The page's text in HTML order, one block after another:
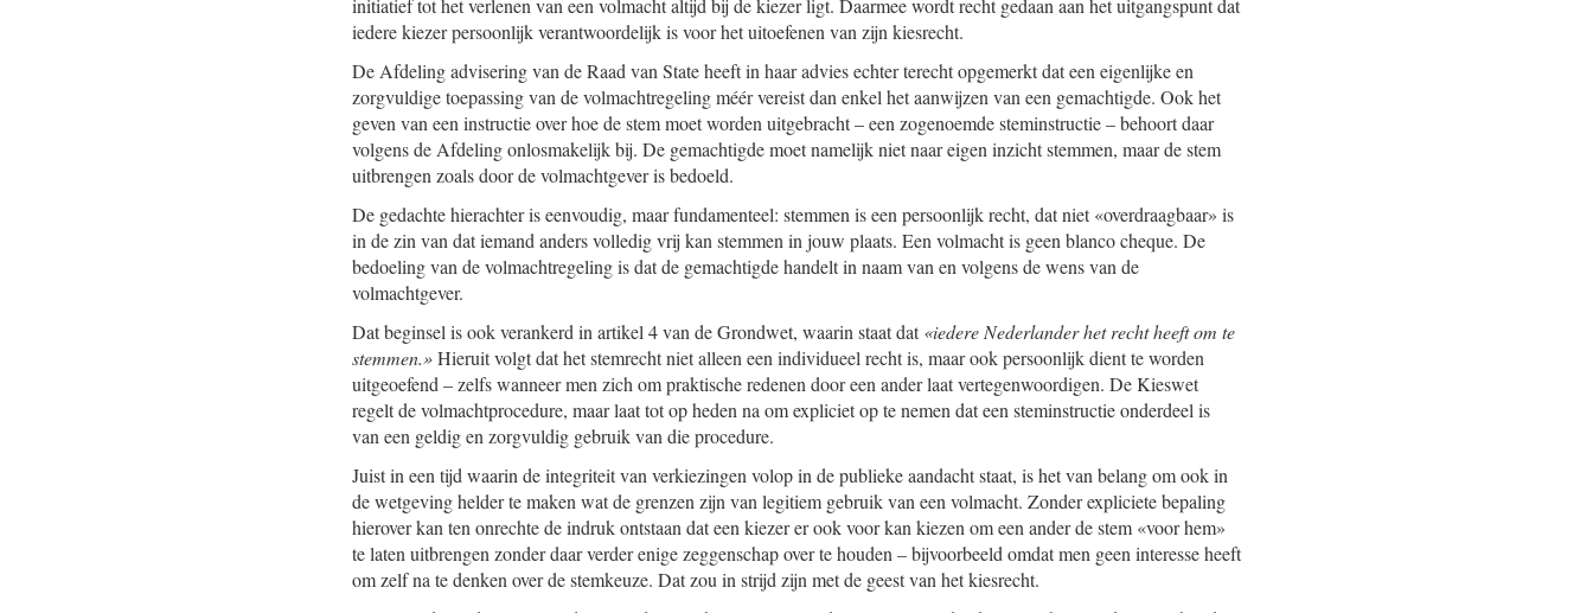
initiatief tot het verlenen van een volmacht altijd bij de kiezer ligt. Daarmee wordt recht gedaan aan het uitgangspunt dat
iedere kiezer persoonlijk verantwoordelijk is voor het uitoefenen van zijn kiesrecht.
De Afdeling advisering van de Raad van State heeft in haar advies echter terecht opgemerkt dat een eigenlijke en
zorgvuldige toepassing van de volmachtregeling méér vereist dan enkel het aanwijzen van een gemachtigde. Ook het
geven van een instructie over hoe de stem moet worden uitgebracht – een zogenoemde steminstructie – behoort daar
volgens de Afdeling onlosmakelijk bij. De gemachtigde moet namelijk niet naar eigen inzicht stemmen, maar de stem
uitbrengen zoals door de volmachtgever is bedoeld.
De gedachte hierachter is eenvoudig, maar fundamenteel: stemmen is een persoonlijk recht, dat niet «overdraagbaar» is
in de zin van dat iemand anders volledig vrij kan stemmen in jouw plaats. Een volmacht is geen blanco cheque. De
bedoeling van de volmachtregeling is dat de gemachtigde handelt in naam van en volgens de wens van de
volmachtgever.
Dat beginsel is ook verankerd in artikel 4 van de Grondwet, waarin staat dat«iedere Nederlander het recht heeft om te
stemmen.»Hieruit volgt dat het stemrecht niet alleen een individueel recht is, maar ook persoonlijk dient te worden
uitgeoefend – zelfs wanneer men zich om praktische redenen door een ander laat vertegenwoordigen. De Kieswet
regelt de volmachtprocedure, maar laat tot op heden na om expliciet op te nemen dat een steminstructie onderdeel is
van een geldig en zorgvuldig gebruik van die procedure.
Juist in een tijd waarin de integriteit van verkiezingen volop in de publieke aandacht staat, is het van belang om ook in
de wetgeving helder te maken wat de grenzen zijn van legitiem gebruik van een volmacht. Zonder expliciete bepaling
hierover kan ten onrechte de indruk ontstaan dat een kiezer er ook voor kan kiezen om een ander de stem «voor hem»
te laten uitbrengen zonder daar verder enige zeggenschap over te houden – bijvoorbeeld omdat men geen interesse heeft
om zelf na te denken over de stemkeuze. Dat zou in strijd zijn met de geest van het kiesrecht.